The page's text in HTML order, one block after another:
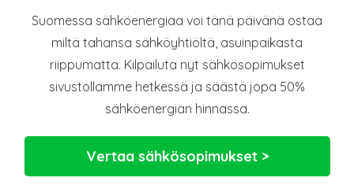
Suomessa sähköenergiaa voi tänä päivänä ostaa
miltä tahansa sähköyhtiöltä, asuinpaikasta
riippumatta. Kilpailuta nyt sähkösopimukset
sivustollamme hetkessä ja säästä jopa 50%
sähköenergian hinnassa.
Vertaa sähkösopimukset >